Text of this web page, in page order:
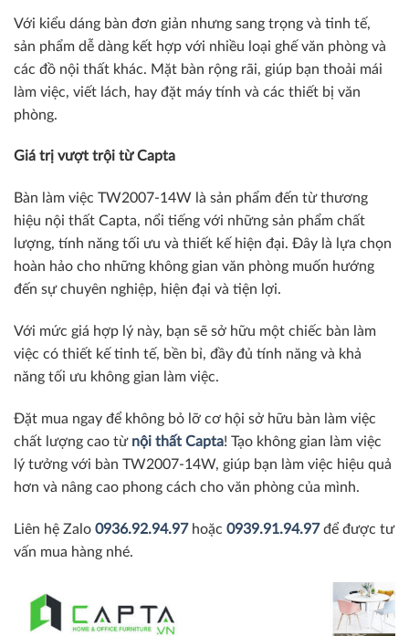
Với kiểu dáng bàn đơn giản nhưng sang trọng và tinh tế,
sản phẩm dễ dàng kết hợp với nhiều loại ghế văn phòng và
các đồ nội thất khác. Mặt bàn rộng rãi, giúp bạn thoải mái
làm việc, viết lách, hay đặt máy tính và các thiết bị văn
phòng.
Giá trị vượt trội từ Capta
Bàn làm việc TW2007-14W là sản phẩm đến từ thương
hiệu nội thất Capta, nổi tiếng với những sản phẩm chất
lượng, tính năng tối ưu và thiết kế hiện đại. Đây là lựa chọn
hoàn hảo cho những không gian văn phòng muốn hướng
đến sự chuyên nghiệp, hiện đại và tiện lợi.
Với mức giá hợp lý này, bạn sẽ sở hữu một chiếc bàn làm
việc có thiết kế tinh tế, bền bỉ, đầy đủ tính năng và khả
năng tối ưu không gian làm việc.
Đặt mua ngay để không bỏ lỡ cơ hội sở hữu bàn làm việc
chất lượng cao từ nội thất Capta! Tạo không gian làm việc
lý tưởng với bàn TW2007-14W, giúp bạn làm việc hiệu quả
hơn và nâng cao phong cách cho văn phòng của mình.
Liên hệ Zalo 0936.92.94.97hoặc 0939.91.94.97 để được tư
vấn mua hàng nhé.